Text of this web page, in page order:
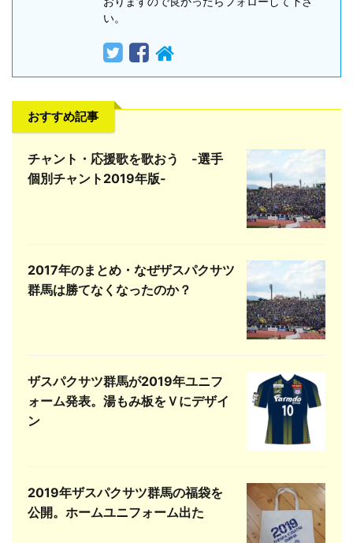
い。
おすすめ記事
チャント・応援歌を歌おう -選手
個別チャント2019年版-
2017年のまとめ・なぜザスパクサツ
群馬は勝てなくなったのか？
ザスパクサツ群馬が2019年ユニフ
ォーム発表。湯もみ板をＶにデザイ
ン
2019年ザスパクサツ群馬の福袋を
公開。ホームユニフォーム出た